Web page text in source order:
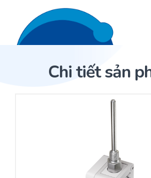
Trang Chủ
Nhà phân phối cảm biến
Chi tiết sản
Sản phẩm